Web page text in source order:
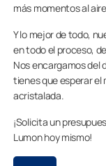
más momentos al
Y lo mejor de todo,
en todo el proceso,
Nos encargamos del
tienes que esperar
acristalada.
¡Solicita un
Lumon hoy mismo!